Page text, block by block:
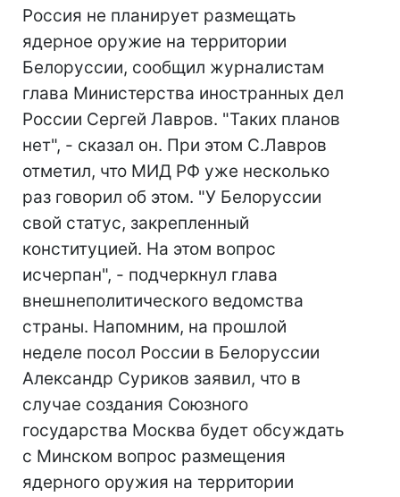
Россия не планирует размещать
ядерное оружие на территории
Белоруссии, сообщил журналистам
глава Министерства иностранных дел
России Сергей Лавров. "Таких планов
нет", - сказал он. При этом С.Лавров
отметил, что МИД РФ уже несколько
раз говорил об этом. "У Белоруссии
свой статус, закрепленный
конституцией. На этом вопрос
исчерпан", - подчеркнул глава
внешнеполитического ведомства
страны. Напомним, на прошлой
неделе посол России в Белоруссии
Александр Суриков заявил, что в
случае создания Союзного
государства Москва будет обсуждать
с Минском вопрос размещения
ядерного оружия на территории